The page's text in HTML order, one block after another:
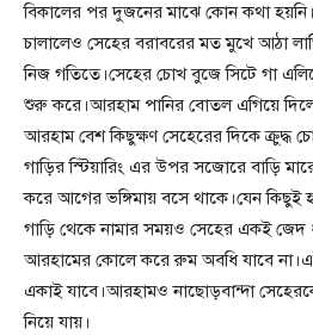
বিকালের পর দুজনের মাঝে কোন কথা
চালালেও সেহের বরাবরের মত মুখে আঠা
নিজ গতিতে।সেহের চোখ বুজে সিটে গা
শুরু করে।আরহাম পানির বোতল এগিয়ে
আরহাম বেশ কিছুক্ষণ সেহেরের দিকে ক্রুদ্ধ
গাড়ির স্টিয়ারিং এর উপর সজোরে বাড়ি
করে আগের ভঙ্গিমায় বসে থাকে।যেন কিছুই
গাড়ি থেকে নামার সময়ও সেহের একই জেদ
আরহামের কোলে করে রুম অবধি যাবে
একাই যাবে।আরহামও নাছোড়বান্দা
নিয়ে যায়।